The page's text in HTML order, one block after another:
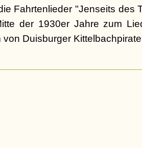
Fahrtenlieder "Jenseits des
der 1930er Jahre zum
Duisburger